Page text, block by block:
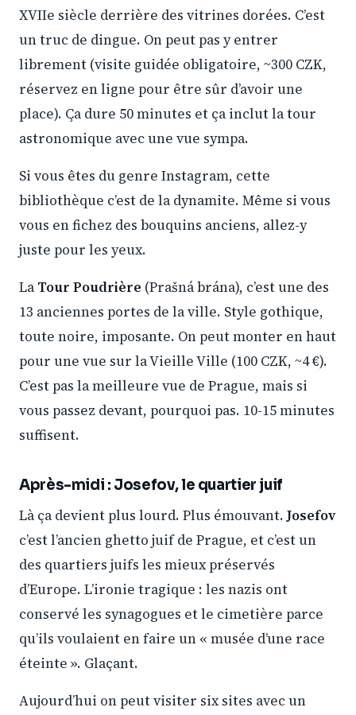
XVIIe siècle derrière des vitrines dorées. C’est
un truc de dingue. On peut pas y entrer
librement (visite guidée obligatoire, ~300 CZK,
réservez en ligne pour être sûr d’avoir une
place). Ça dure 50 minutes et ça inclut la tour
astronomique avec une vue sympa.
Si vous êtes du genre Instagram, cette
bibliothèque c’est de la dynamite. Même si vous
vous en fichez des bouquins anciens, allez-y
juste pour les yeux.
LaTour Poudrière (Prašná brána), c’est une des
13 anciennes portes de la ville. Style gothique,
toute noire, imposante. On peut monter en haut
pour une vue sur la Vieille Ville (100 CZK, ~4 €).
C’est pas la meilleure vue de Prague, mais si
vous passez devant, pourquoi pas. 10-15 minutes
suffisent.
Après-midi : Josefov, le quartier juif
Là ça devient plus lourd. Plus émouvant.Josefov
c’est l’ancien ghetto juif de Prague, et c’est un
des quartiers juifs les mieux préservés
d’Europe. L’ironie tragique : les nazis ont
conservé les synagogues et le cimetière parce
qu’ils voulaient en faire un « musée d’une race
éteinte ». Glaçant.
Aujourd’hui on peut visiter six sites avec un